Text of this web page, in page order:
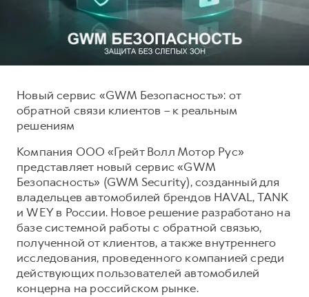
Тест-драйв
Трейд-ин
Кредитный калькулятор
Страхование
Кредит
КОРПОРАТИВНЫМ КЛИЕНТАМ
Для малого бизнеса
Корпоративным клиентам
Крупным корпоративным клиентам
Система управления автопарком
СЕРВИСНОЕ ОБСЛУЖИВАНИЕ
Нулевое ТО
Программа «Помощь на дороге»
Регламенты технического обслуживания
Электронный ПТС
ПОДДЕРЖКА
GWM Безопасность
Гарантия HAVAL
Мобильное приложение GWM
Программа «HAVAL Защита+»
Руководства по эксплуатации
Подписки
Наша команда
Контакты
Новый сервис «GWM Безопасность»: от
обратной связи клиентов – к реальным
решениям
Компания ООО «Грейт Волл Мотор Рус»
представляет новый сервис «GWM
Безопасность» (GWM Security), созданный для
владельцев автомобилей брендов HAVAL, TANK
и WEY в России. Новое решение разработано на
базе системной работы с обратной связью,
полученной от клиентов, а также внутреннего
исследования, проведенного компанией среди
действующих пользователей автомобилей
концерна на российском рынке.